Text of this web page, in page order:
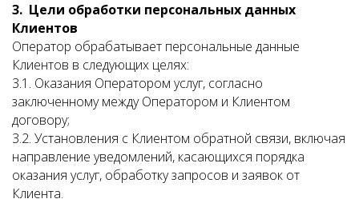
3. Цели обработки персональных данных
Клиентов
Оператор обрабатывает персональные данные
Клиентов в следующих целях:
3.1. Оказания Оператором услуг, согласно
заключенному между Оператором и Клиентом
договору;
3.2. Установления с Клиентом обратной связи, включая
направление уведомлений, касающихся порядка
оказания услуг, обработку запросов и заявок от
Клиента.